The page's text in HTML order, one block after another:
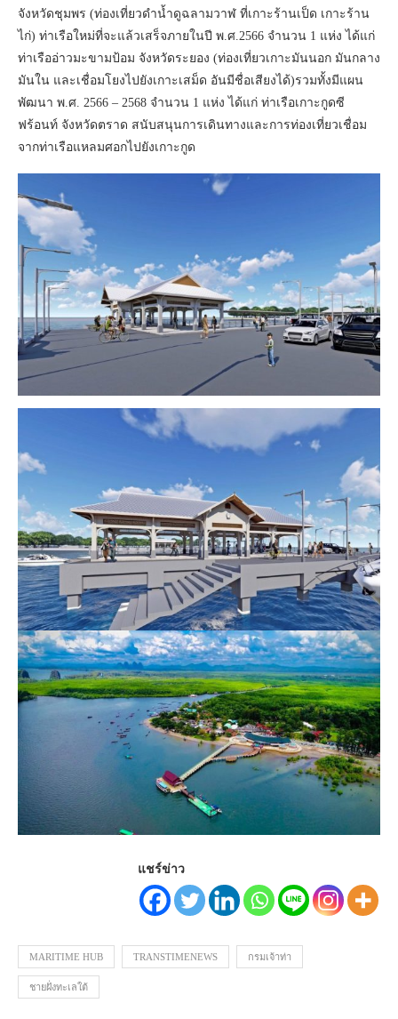
จังหวัดชุมพร (ท่องเที่ยวดำน้ำดูฉลามวาฬ ที่เกาะร้านเป็ด เกาะร้าน
ไก่) ท่าเรือใหม่ที่จะแล้วเสร็จภายในปี พ.ศ.2566 จำนวน 1 แห่ง ได้แก่
ท่าเรืออ่าวมะขามป้อม จังหวัดระยอง (ท่องเที่ยวเกาะมันนอก มันกลาง
มันใน และเชื่อมโยงไปยังเกาะเสม็ด อันมีชื่อเสียงได้)รวมทั้งมีแผน
พัฒนา พ.ศ. 2566 – 2568 จำนวน 1 แห่ง ได้แก่ ท่าเรือเกาะกูดซี
ฟร้อนท์ จังหวัดตราด สนับสนุนการเดินทางและการท่องเที่ยวเชื่อม
จากท่าเรือแหลมศอกไปยังเกาะกูด
แชร์ข่าว
MARITIME HUB TRANSTIMENEWS กรมเจ้าท่า
ชายฝั่งทะเลใต้